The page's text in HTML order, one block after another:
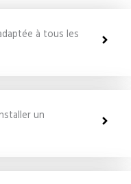
à tous les
un